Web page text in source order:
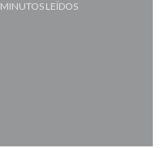
MINUTOS LEÍDOS